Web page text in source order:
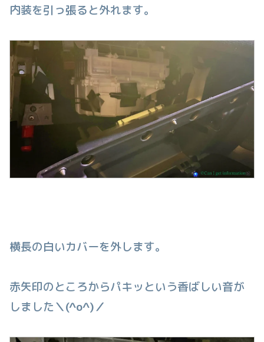
内装を引っ張ると外れます。
横長の白いカバーを外します。
赤矢印のところからパキッという香ばしい音が
しました＼(^o^)／